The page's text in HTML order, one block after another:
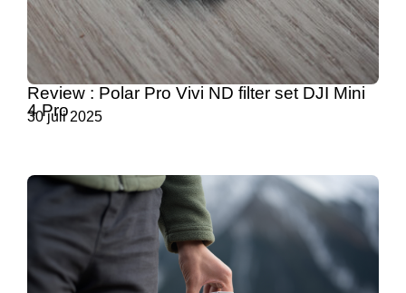
Review : Polar Pro Vivi ND filter set DJI Mini
4 Pro
30 juli 2025